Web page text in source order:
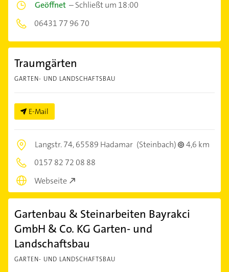
Geöffnet –Schließt um 18:00
06431 77 96 70
Traumgärten
GARTEN- UND LANDSCHAFTSBAU
E-Mail
Langstr. 74,65589 Hadamar (Steinbach)
4,6 km
0157 82 72 08 88
Webseite
Gartenbau & Steinarbeiten Bayrakci
GmbH & Co. KG Garten- und
Landschaftsbau
GARTEN- UND LANDSCHAFTSBAU